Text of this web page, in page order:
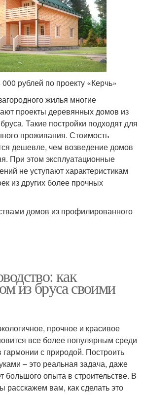
рублей по проекту «Керчь»
жилья многие
проекты деревянных домов из
Такие постройки подходят для
проживания. Стоимость
дешевле, чем возведение домов
При этом эксплуатационные
не уступают характеристикам
из других более прочных
домов из профилированного
как
из бруса своими
прочное и красивое
все более популярным среди
гармонии с природой. Построить
– это реальная задача, даже
большого опыта в строительстве. В
расскажем вам, как сделать это